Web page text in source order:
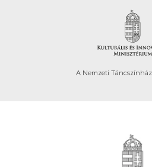
A Nemzeti